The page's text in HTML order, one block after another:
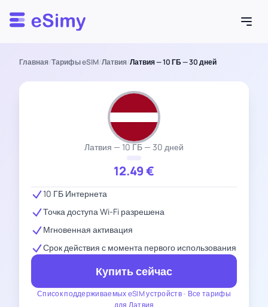
Esimy
Главная/Тарифы eSIM/Латвия/Латвия — 10 ГБ — 30 дней
Латвия — 10 ГБ — 30 дней
12.49€
Список поддерживаемых eSIM устройств- Все тарифы
для Латвия
10 ГБ Интернета
Точка доступа Wi-Fi разрешена
Мгновенная активация
Срок действия с момента первого использования
Купить сейчас